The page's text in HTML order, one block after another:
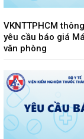
VKNTTPHCM
yêu cầu báo giá
văn phòng